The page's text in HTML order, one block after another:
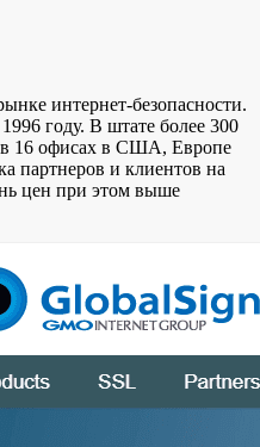
интернет-безопасности.
году. В штате более 300
в 16 офисах в США, Европе
партнеров и клиентов на
цен при этом выше